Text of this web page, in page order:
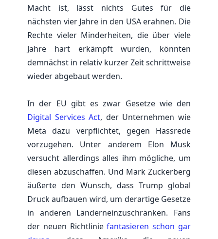
Macht ist, lässt nichts Gutes für die
nächsten vier Jahre in den USA erahnen. Die
Rechte vieler Minderheiten, die über viele
Jahre hart erkämpft wurden, könnten
demnächst in relativ kurzer Zeit schrittweise
wieder abgebaut werden.
In der EU gibt es zwar Gesetze wie den
Digital Services Act, der Unternehmen wie
Meta dazu verpflichtet, gegen Hassrede
vorzugehen. Unter anderem Elon Musk
versucht allerdings alles ihm mögliche, um
diesen abzuschaffen. Und Mark Zuckerberg
äußerte den Wunsch, dass Trump global
Druck aufbauen wird, um derartige Gesetze
in anderen Länderneinzuschränken. Fans
der neuen Richtliniefantasieren schon gar